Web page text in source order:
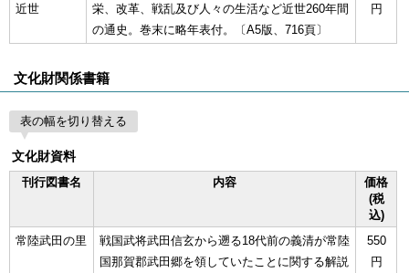
近世
栄、改革、戦乱及び人々の生活など近世260年間
の通史。巻末に略年表付。〔A5版、716頁〕
円
文化財関係書籍
表の幅を切り替える
文化財資料
刊行図書名
内容
価格
(税
込)
常陸武田の里
戦国武将武田信玄から遡る18代前の義清が常陸
国那賀郡武田郷を領していたことに関する解説
550
円